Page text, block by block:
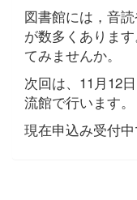
図書館には，音
が数多くありま
てみませんか。
次回は、11月12
流館で行います。
現在申込み受付